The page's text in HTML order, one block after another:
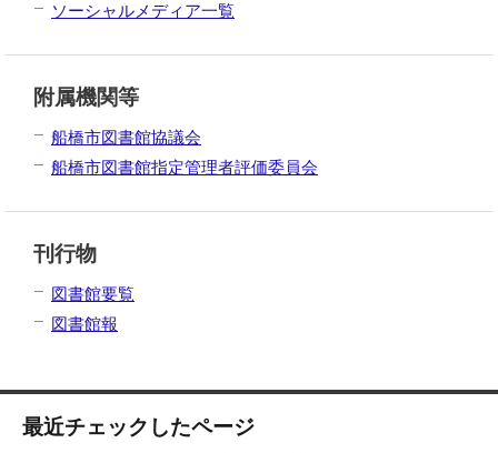
ソーシャルメディア一覧
附属機関等
船橋市図書館協議会
船橋市図書館指定管理者評価委員会
刊行物
図書館要覧
図書館報
最近チェックしたページ